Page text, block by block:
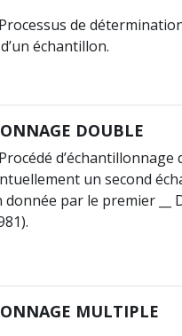
Processus de
échantillon.
DOUBLE
Procédé d’échantillonnage
un second
par le premier __
MULTIPLE